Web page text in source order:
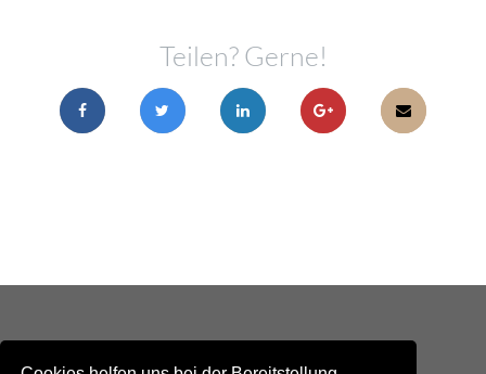
Teilen? Gerne!